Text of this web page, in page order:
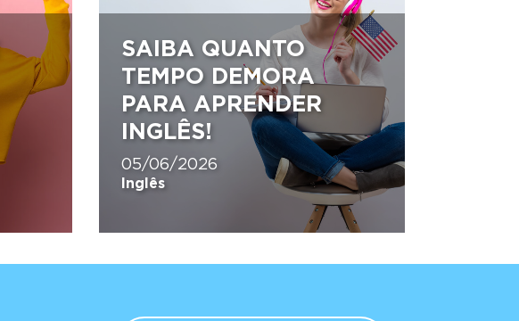
SAIBA QUANTO
TEMPO DEMORA
PARA APRENDER
INGLÊS!
05/06/2026
Inglês